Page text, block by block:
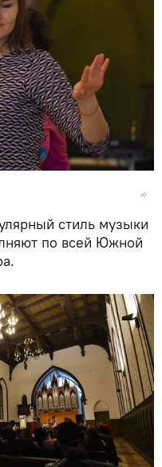
стиль музыки
по всей Южной